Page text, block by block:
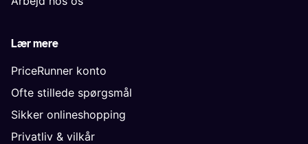
Lær mere
PriceRunner konto
Ofte stillede spørgsmål
Sikker onlineshopping
Privatliv & vilkår